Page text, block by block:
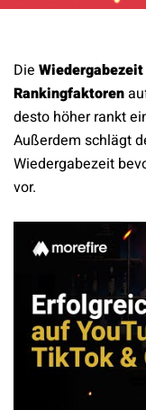
Kontakt
Die Wiedergabezeit
Rankingfaktoren
desto höher rankt
Außerdem schlägt
Wiedergabezeit
vor.